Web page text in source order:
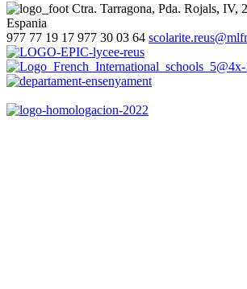
Ctra. Tarragona, Pda. Rojals, IV,
Espania
977 77 19 17 977 30 03 64